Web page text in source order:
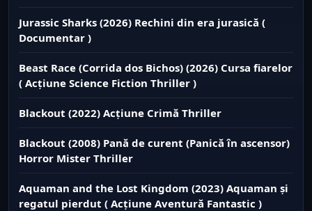
Jurassic Sharks (2026) Rechini din era jurasică (
Documentar )
Beast Race (Corrida dos Bichos) (2026) Cursa fiarelor
( Acțiune Science Fiction Thriller )
Blackout (2022) Acțiune Crimă Thriller
Blackout (2008) Pană de curent (Panică în ascensor)
Horror Mister Thriller
Aquaman and the Lost Kingdom (2023) Aquaman și
regatul pierdut ( Acțiune Aventură Fantastic )